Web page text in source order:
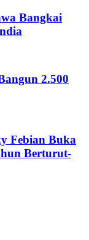
Bangkai
2.500
Febian Buka
Berturut-